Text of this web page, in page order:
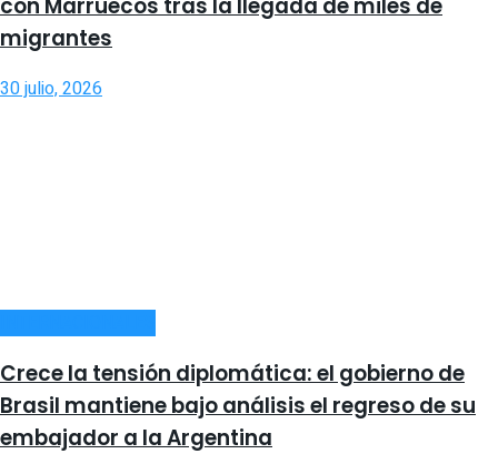
con Marruecos tras la llegada de miles de
migrantes
30 julio, 2026
Crece la tensión diplomática: el gobierno de
Brasil mantiene bajo análisis el regreso de su
embajador a la Argentina